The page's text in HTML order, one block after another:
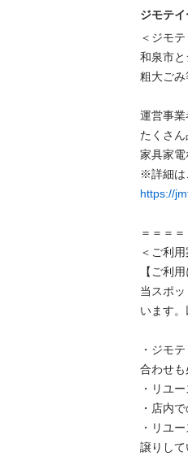
ジモテ
＜ジモ
和泉市と
粗⼤ごみ
運営事
たくさ
家具家電
https://
＝＝＝
＜ご利用
【ご利
当スポ
います。
・ジモ
合わせも
・リユ
・店内
・リユ
譲りして